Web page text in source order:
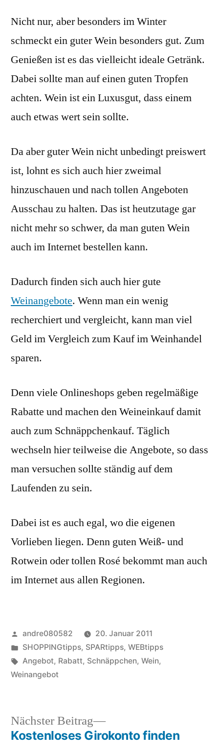
Nicht nur, aber besonders im Winter
schmeckt ein guter Wein besonders gut. Zum
Genießen ist es das vielleicht ideale Getränk.
Dabei sollte man auf einen guten Tropfen
achten. Wein ist ein Luxusgut, dass einem
auch etwas wert sein sollte.
Da aber guter Wein nicht unbedingt preiswert
ist, lohnt es sich auch hier zweimal
hinzuschauen und nach tollen Angeboten
Ausschau zu halten. Das ist heutzutage gar
nicht mehr so schwer, da man guten Wein
auch im Internet bestellen kann.
Dadurch finden sich auch hier gute
Weinangebote. Wenn man ein wenig
recherchiert und vergleicht, kann man viel
Geld im Vergleich zum Kauf im Weinhandel
sparen.
Denn viele Onlineshops geben regelmäßige
Rabatte und machen den Weineinkauf damit
auch zum Schnäppchenkauf. Täglich
wechseln hier teilweise die Angebote, so dass
man versuchen sollte ständig auf dem
Laufenden zu sein.
Dabei ist es auch egal, wo die eigenen
Vorlieben liegen. Denn guten Weiß- und
Rotwein oder tollen Rosé bekommt man auch
im Internet aus allen Regionen.
Veröffentlicht
von
andre080582
20. Januar 2011
Veröffentlicht
unter
SHOPPINGtipps, SPARtipps, WEBtipps
Schlagwörter:
Angebot, Rabatt, Schnäppchen, Wein,
Weinangebot
Beitragsnavigation
Nächster Beitrag
Nächster
Beitrag:
Kostenloses Girokonto finden